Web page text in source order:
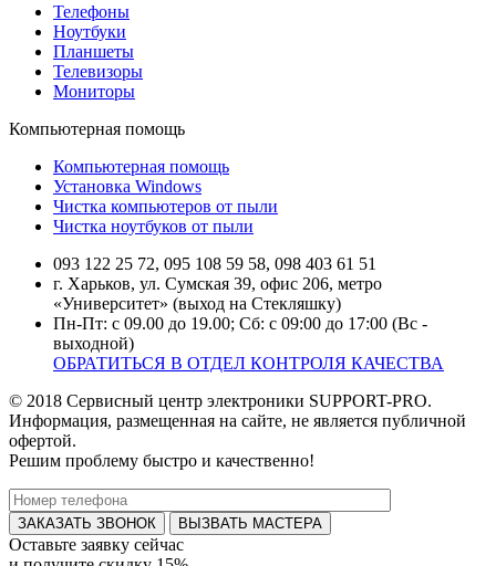
Телефоны
Ноутбуки
Планшеты
Телевизоры
Мониторы
Компьютерная помощь
Компьютерная помощь
Установка Windows
Чистка компьютеров от пыли
Чистка ноутбуков от пыли
093 122 25 72, 095 108 59 58, 098 403 61 51
г. Харьков, ул. Сумская 39, офис 206, метро
«Университет» (выход на Стекляшку)
Пн-Пт: с 09.00 до 19.00; Сб: с 09:00 до 17:00 (Вс -
выходной)
ОБРАТИТЬСЯ В ОТДЕЛ КОНТРОЛЯ КАЧЕСТВА
© 2018 Сервисный центр электроники SUPPORT-PRO.
Информация, размещенная на сайте, не является публичной
офертой.
Решим проблему быстро и качественно!
ВЫЗВАТЬ МАСТЕРА
Оставьте заявку сейчас